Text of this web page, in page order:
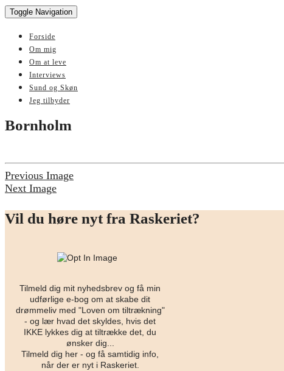
Toggle Navigation
Forside
Om mig
Om at leve
Interviews
Sund og Skøn
Jeg tilbyder
Bornholm
Previous Image
Next Image
Vil du høre nyt fra Raskeriet?
Tilmeld dig mit nyhedsbrev og få min
udførlige e-bog om at skabe dit
drømmeliv med "Loven om tiltrækning"
- og lær hvad det skyldes, hvis det
IKKE lykkes dig at tiltrække det, du
ønsker dig...
Tilmeld dig her - og få samtidig info,
når der er nyt i Raskeriet.